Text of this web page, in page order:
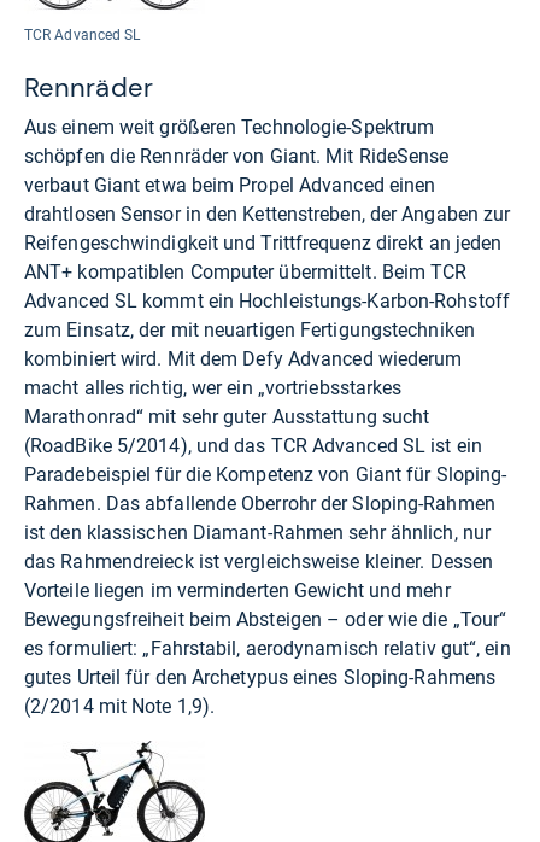
TCR Advanced SL
Rennräder
Aus einem weit größeren Technologie-Spektrum
schöpfen die Rennräder von Giant. Mit RideSense
verbaut Giant etwa beim Propel Advanced einen
drahtlosen Sensor in den Kettenstreben, der Angaben zur
Reifengeschwindigkeit und Trittfrequenz direkt an jeden
ANT+ kompatiblen Computer übermittelt. Beim TCR
Advanced SL kommt ein Hochleistungs-Karbon-Rohstoff
zum Einsatz, der mit neuartigen Fertigungstechniken
kombiniert wird. Mit dem Defy Advanced wiederum
macht alles richtig, wer ein „vortriebsstarkes
Marathonrad“ mit sehr guter Ausstattung sucht
(RoadBike 5/2014), und das TCR Advanced SL ist ein
Paradebeispiel für die Kompetenz von Giant für Sloping-
Rahmen. Das abfallende Oberrohr der Sloping-Rahmen
ist den klassischen Diamant-Rahmen sehr ähnlich, nur
das Rahmendreieck ist vergleichsweise kleiner. Dessen
Vorteile liegen im verminderten Gewicht und mehr
Bewegungsfreiheit beim Absteigen – oder wie die „Tour“
es formuliert: „Fahrstabil, aerodynamisch relativ gut“, ein
gutes Urteil für den Archetypus eines Sloping-Rahmens
(2/2014 mit Note 1,9).